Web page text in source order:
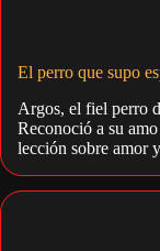
El perro que supo
Argos, el fiel perro
Reconoció a su
lección sobre amor